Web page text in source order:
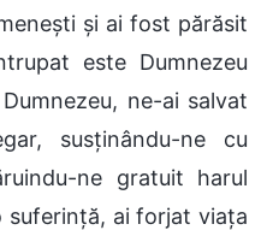
și ai fost părăsit
este Dumnezeu
ne-ai salvat
susținându-ne cu
ne gratuit harul
suferință, ai forjat viața